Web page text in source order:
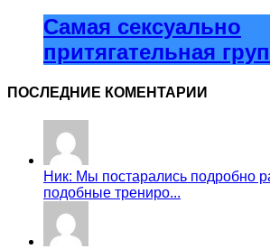
Самая сексуально
притягательная
ПОСЛЕДНИЕ КОМЕНТАРИИ
Ник: Мы постарались подробно
подобные трениро...